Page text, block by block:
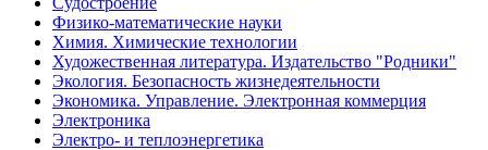
Физико-математические науки
Химия. Химические технологии
Художественная литература. Издательство "Родники"
Экология. Безопасность жизнедеятельности
Экономика. Управление. Электронная коммерция
Электроника
Электро- и теплоэнергетика